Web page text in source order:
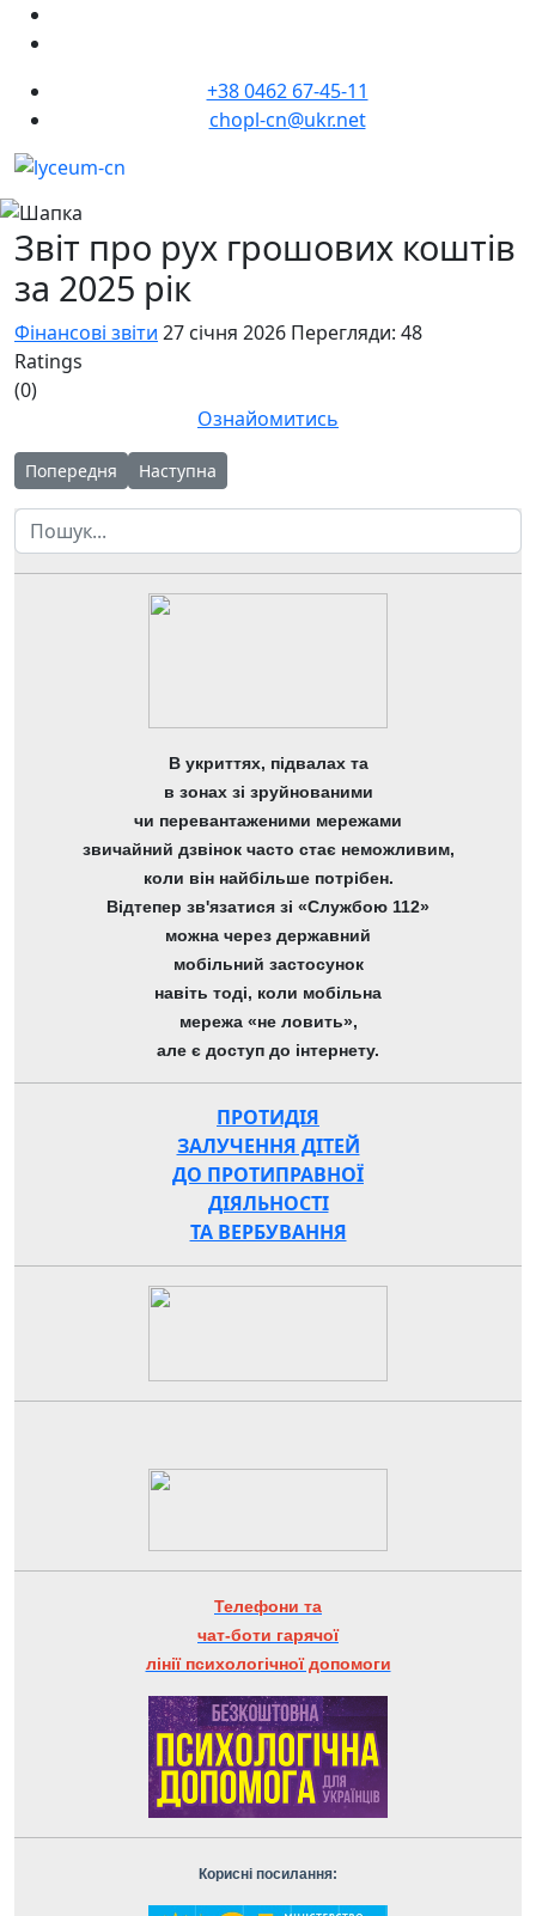
+38 0462 67-45-11
chopl-cn@ukr.net
Звіт про рух грошових коштів
за 2025 рік
Фінансові звіти 27 січня 2026 Перегляди: 48
Ratings
(0)
Ознайомитись
Попередня стаття: ЗВІТ ПРО ФІНАНСОВІ РЕЗУЛЬТАТИ за 2025
Попередня Наступна стаття: Звіт про надходження та
Наступна
Пошук
В укриттях, підвалах та
в зонах зі зруйнованими
чи перевантаженими мережами
звичайний дзвінок часто стає неможливим,
коли він найбільше потрібен.
Відтепер зв'язатися зі «Службою 112»
можна через державний
мобільний застосунок
навіть тоді, коли мобільна
мережа «не ловить»,
але є доступ до інтернету.
ПРОТИДІЯ
ЗАЛУЧЕННЯ ДІТЕЙ
ДО ПРОТИПРАВНОЇ
ДІЯЛЬНОСТІ
ТА ВЕРБУВАННЯ
Телефони та
чат-боти гарячої
лінії психологічної допомоги
Корисні посилання: